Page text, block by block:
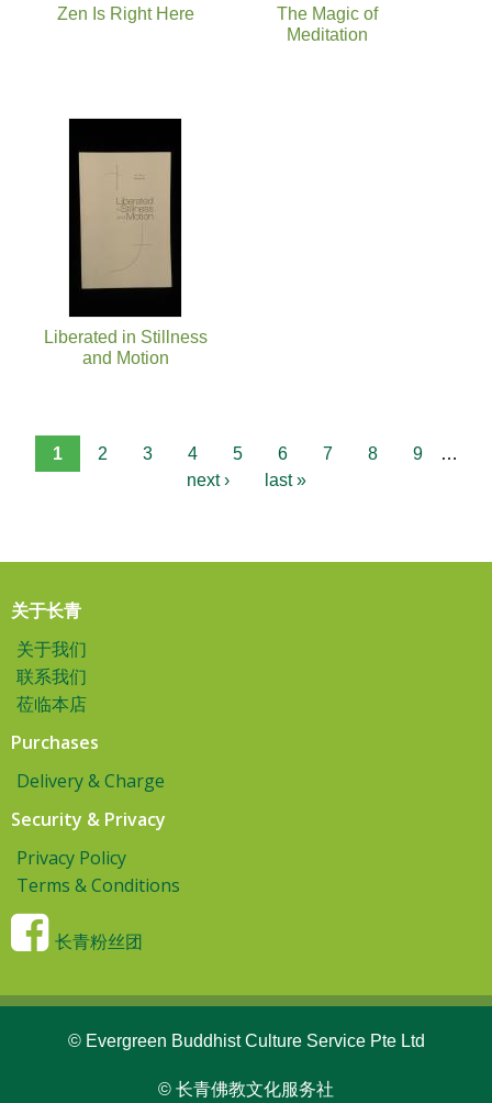
Zen Is Right Here
The Magic of
Meditation
Liberated in Stillness
and Motion
1 2 3 4 5 6 7 8 9
…
next ›
last »
关于长青
关于我们
联系我们
莅临本店
Purchases
Delivery & Charge
Security & Privacy
Privacy Policy
Terms & Conditions
长青粉丝团
© Evergreen Buddhist Culture Service Pte Ltd
© 长青佛教文化服务社